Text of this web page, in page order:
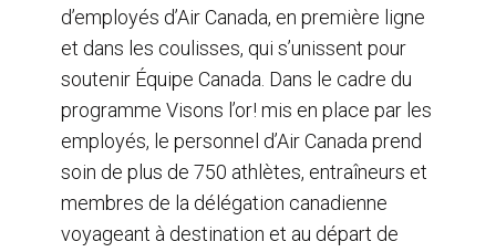
d’employés d’Air Canada, en première ligne
et dans les coulisses, qui s’unissent pour
soutenir Équipe Canada. Dans le cadre du
programme Visons l’or! mis en place par les
employés, le personnel d’Air Canada prend
soin de plus de 750 athlètes, entraîneurs et
membres de la délégation canadienne
voyageant à destination et au départ de